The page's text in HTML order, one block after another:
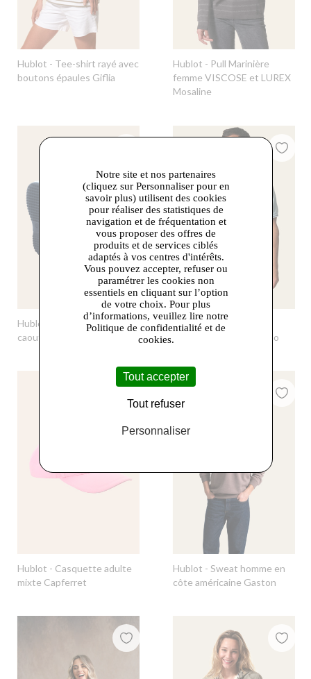
Hublot - Tee-shirt rayé avec
boutons épaules Giflia
Hublot - Pull Marinière
femme VISCOSE et LUREX
Mosaline
Hublot
- Bottes de pluie en
caoutchouc enfant
Hublot- Polo piqué
manches courtes Canillo
Hublot - Casquette adulte
mixte Capferret
Hublot - Sweat homme en
côte américaine Gaston
Notre site et nos partenaires
(cliquez sur Personnaliser pour en
savoir plus) utilisent des cookies
pour réaliser des statistiques de
navigation et de fréquentation et
vous proposer des offres de
produits et de services ciblés
adaptés à vos centres d'intérêts.
Vous pouvez accepter, refuser ou
paramétrer les cookies non
essentiels en cliquant sur l’option
de votre choix. Pour plus
d’informations, veuillez lire notre
Politique de confidentialité et de
cookies.
Tout accepter
Tout refuser
Personnaliser